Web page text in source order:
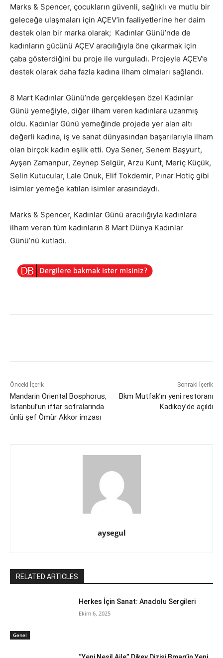
Marks & Spencer, çocukların güvenli, sağlıklı ve mutlu bir
geleceğe ulaşmaları için AÇEV’in faaliyetlerine her daim
destek olan bir marka olarak; Kadınlar Günü’nde de
kadınların gücünü AÇEV aracılığıyla öne çıkarmak için
çaba gösterdiğini bu proje ile vurguladı. Projeyle AÇEV’e
destek olarak daha fazla kadına ilham olmaları sağlandı.
8 Mart Kadınlar Günü’nde gerçekleşen özel Kadınlar
Günü yemeğiyle, diğer ilham veren kadınlara uzanmış
oldu. Kadınlar Günü yemeğinde projede yer alan altı
değerli kadına, iş ve sanat dünyasından başarılarıyla ilham
olan birçok kadın eşlik etti. Oya Sener, Senem Başyurt,
Ayşen Zamanpur, Zeynep Selgür, Arzu Kunt, Meriç Küçük,
Selin Kutucular, Lale Onuk, Elif Tokdemir, Pınar Hotiç gibi
isimler yemeğe katılan isimler arasındaydı.
Marks & Spencer, Kadınlar Günü aracılığıyla kadınlara
ilham veren tüm kadınların 8 Mart Dünya Kadınlar
Günü’nü kutladı.
Önceki İçerik
Mandarin Oriental Bosphorus,
Istanbul’un iftar sofralarında
ünlü şef Ömür Akkor imzası
Sonraki İçerik
Bkm Mutfak’ın yeni restoranı
Kadıköy’de açıldı
aysegul
RELATED ARTICLES
Genel
Herkes İçin Sanat: Anadolu Sergileri
Ekim 6, 2025